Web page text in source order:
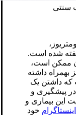
سنتی
شده است.
ممکن است،
بهمراه داشته
که داشتن یک
پیشگیری و
این بیماری و
خود